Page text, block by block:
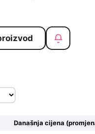
Današnja cijena